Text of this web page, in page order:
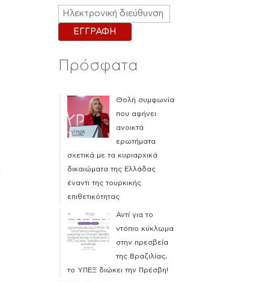
Πρόσφατα
Θολή συμφωνία
που αφήνει
ανοικτά
ερωτήματα
σχετικά με τα κυριαρχικά
δικαιώματα της Ελλάδας
έναντι της τουρκικής
επιθετικότητας
Αντί για το
ντόπιο κύκλωμα
στην πρεσβεία
της Βραζιλίας,
το ΥΠΕΞ διώκει την Πρέσβη!